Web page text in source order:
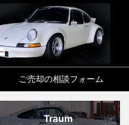
ご売却の相談フォーム
Traum